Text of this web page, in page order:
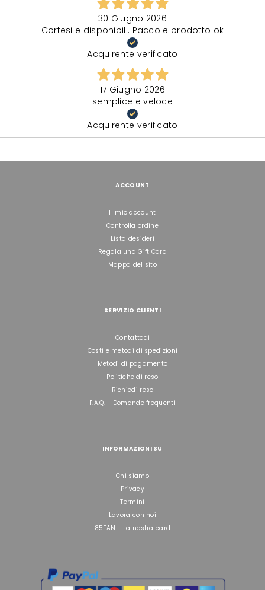
30 Giugno 2026
Cortesi e disponibili. Pacco e prodotto ok
Acquirente verificato
17 Giugno 2026
semplice e veloce
Acquirente verificato
ACCOUNT
Il mio account
Controlla ordine
Lista desideri
Regala una Gift Card
Mappa del sito
SERVIZIO CLIENTI
Contattaci
Costi e metodi di spedizioni
Metodi di pagamento
Politiche di reso
Richiedi reso
F.A.Q. - Domande frequenti
INFORMAZIONI SU
Chi siamo
Privacy
Termini
Lavora con noi
85FAN - La nostra card